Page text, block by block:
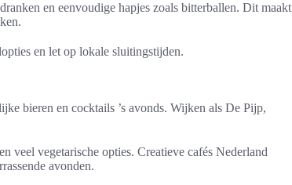
en eenvoudige hapjes zoals bitterballen. Dit maakt
en let op lokale sluitingstijden.
bieren en cocktails ’s avonds. Wijken als De Pijp,
veel vegetarische opties. Creatieve cafés Nederland
avonden.